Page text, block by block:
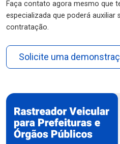
Faça contato agora mesmo que
especializada que poderá auxiliar
contratação.
Solicite uma